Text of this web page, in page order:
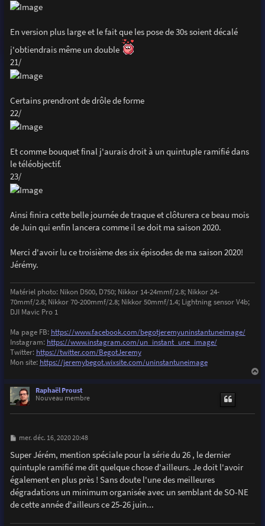
En version plus large et le fait que les pose de 30s soient décalé
j'obtiendrais même un double
21/
Certains prendront de drôle de forme
22/
Et comme bouquet final j'aurais droit à un quintuple ramifié dans
le téléobjectif.
23/
Ainsi finira cette belle journée de traque et clôturera ce beau mois
de Juin qui enfin lancera comme il se doit ma saison 2020.
Merci d'avoir lu ce troisième des six épisodes de ma saison 2020!
Jérémy.
Matériel photo: Nikon D500, D750; Nikkor 14-24mmf/2.8; Nikkor 24-
70mmf/2.8; Nikkor 70-200mmf/2.8; Nikkor 50mmf/1.4; Lightning sensor V4b;
DJI Mavic Pro 1
Ma page FB: https://www.facebook.com/begotjeremyuninstantuneimage/
Instagram: https://www.instagram.com/un_instant_une_image/
Twitter: https://twitter.com/BegotJeremy
Mon site: https://jeremybegot.wixsite.com/uninstantuneimage
Raphaël Proust
Nouveau membre
M
s
s
a
e
mer. déc. 16, 2020 20:48
Super Jérém, mention spéciale pour la série du 26 , le dernier
quintuple ramifié me dit quelque chose d'ailleurs. Je doit l'avoir
également en plus près ! Sans doute l'une des meilleures
dégradations un minimum organisée avec un semblant de SO-NE
de cette année d'ailleurs ce 25-26 juin...